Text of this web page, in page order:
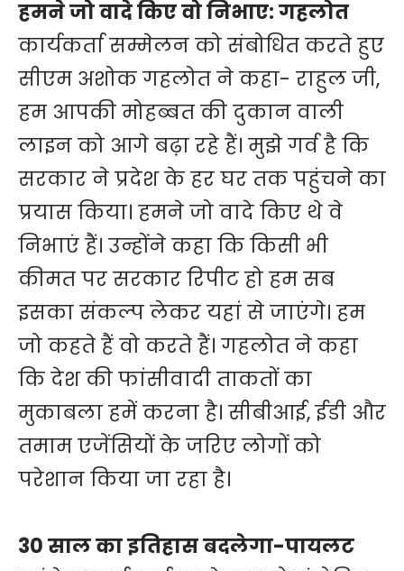
हमने जो वादे किए वो निभाए: गहलोत
कार्यकर्ता सम्मेलन को संबोधित करते हुए
सीएम अशोक गहलोत ने कहा- राहुल जी,
हम आपकी मोहब्बत की दुकान वाली
लाइन को आगे बढ़ा रहे हैं। मुझे गर्व है कि
सरकार ने प्रदेश के हर घर तक पहुंचने का
प्रयास किया। हमने जो वादे किए थे वे
निभाएं हैं। उन्होंने कहा कि किसी भी
कीमत पर सरकार रिपीट हो हम सब
इसका संकल्प लेकर यहां से जाएंगे। हम
जो कहते हैं वो करते हैं। गहलोत ने कहा
कि देश की फांसीवादी ताकतों का
मुकाबला हमें करना है। सीबीआई, ईडी और
तमाम एजेंसियों के जरिए लोगों को
परेशान किया जा रहा है।
30 साल का इतिहास बदलेगा-पायलट